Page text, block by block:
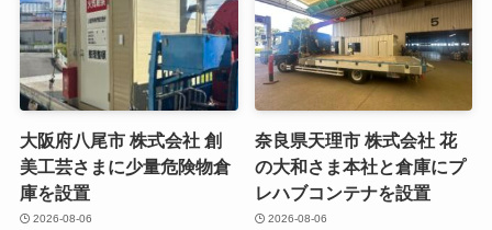
大阪府八尾市 株式会社 創
美工芸さまに少量危険物倉
庫を設置
2026-08-06
奈良県天理市 株式会社 花
の大和さま本社と倉庫にプ
レハブコンテナを設置
2026-08-06